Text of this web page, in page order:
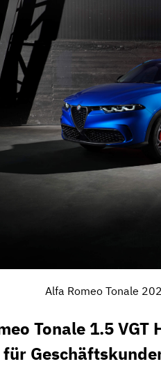
Alfa Romeo Tonale
Tonale 1.5 VGT
für